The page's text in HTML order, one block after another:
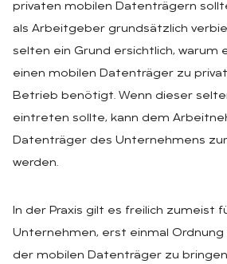
privaten mobilen Datenträgern
als Arbeitgeber grundsätzlich
selten ein Grund ersichtlich, warum
einen mobilen Datenträger zu
Betrieb benötigt. Wenn dieser
eintreten sollte, kann dem
Datenträger des Unternehmens
werden.
In der Praxis gilt es freilich zumeist
Unternehmen, erst einmal Ordnung
der mobilen Datenträger zu